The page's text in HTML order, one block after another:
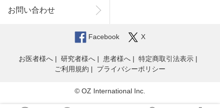
お問い合わせ
Facebook X
お医者様へ 研究者様へ 患者様へ
特定商取引法表示
ご利用規約
プライバシーポリシー
© OZ International Inc.